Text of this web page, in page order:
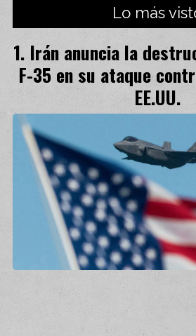
Lo más
Irán anuncia la
F-35 en su ataque
EE.UU.